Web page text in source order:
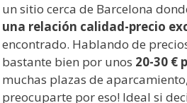
un sitio cerca de Barcelona
una relación calidad-precio
encontrado. Hablando de
bastante bien por unos 20-30 €
muchas plazas de
preocuparte por eso! Ideal si